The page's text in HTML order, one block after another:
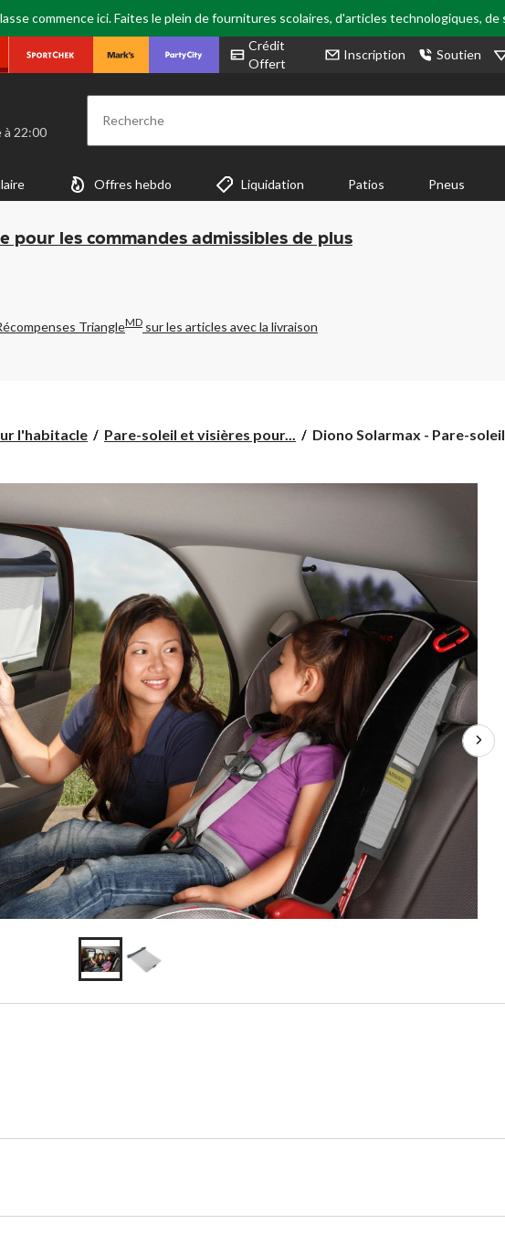
commence ici. Faites le plein de fournitures scolaires, d'articles technologiques,
Crédit
Offert
Inscription Soutien
⋅ Fermeture à 22:00 Recherche
Offres hebdo Liquidation Patios Pneus
pour les commandes admissibles de plus
TriangleMD sur les articles avec la livraison
l'habitacle Pare-soleil et visières pour...
Diono
Pare-
voiture
Diono Solarmax - Pare-